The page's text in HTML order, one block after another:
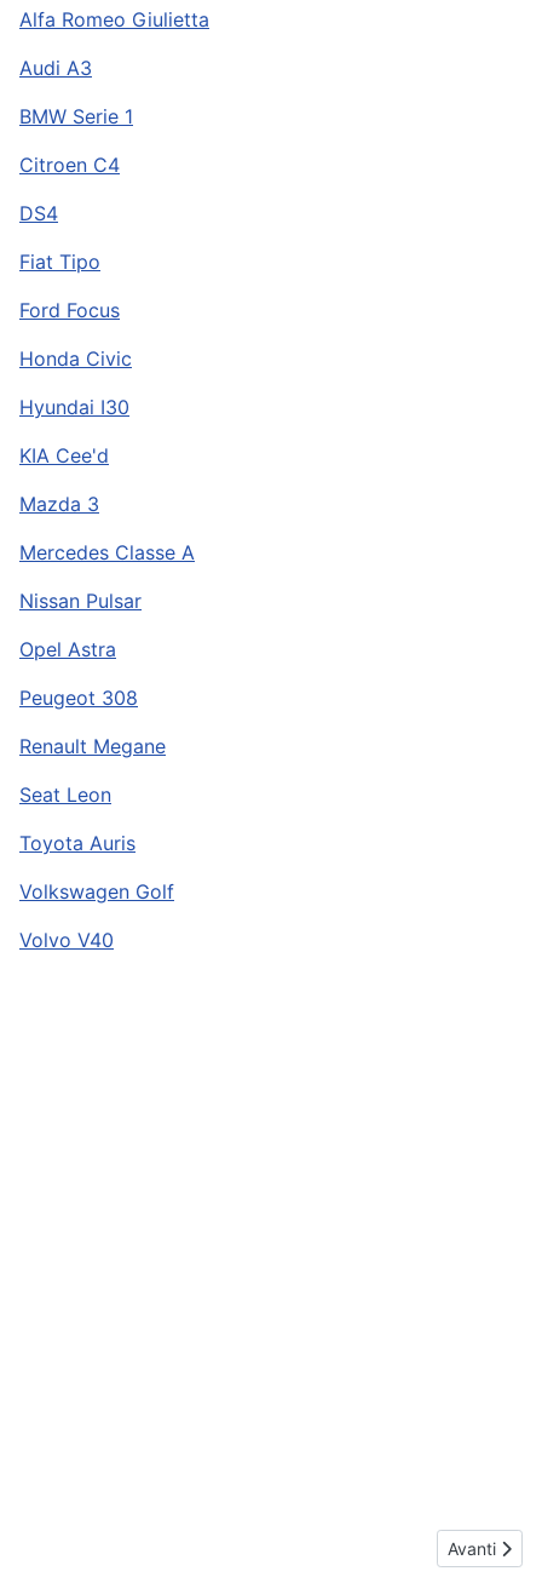
Alfa Romeo Giulietta
Audi A3
BMW Serie 1
Citroen C4
DS4
Fiat Tipo
Ford Focus
Honda Civic
Hyundai I30
KIA Cee'd
Mazda 3
Mercedes Classe A
Nissan Pulsar
Opel Astra
Peugeot 308
Renault Megane
Seat Leon
Toyota Auris
Volkswagen Golf
Volvo V40
Articolo
Avanti